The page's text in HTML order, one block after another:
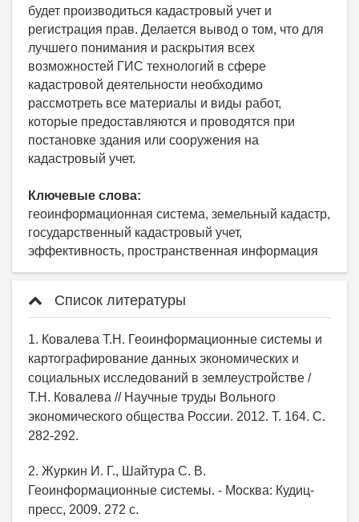
будет производиться кадастровый учет и
регистрация прав. Делается вывод о том, что для
лучшего понимания и раскрытия всех
возможностей ГИС технологий в сфере
кадастровой деятельности необходимо
рассмотреть все материалы и виды работ,
которые предоставляются и проводятся при
постановке здания или сооружения на
кадастровый учет.
Ключевые слова:
геоинформационная система, земельный кадастр,
государственный кадастровый учет,
эффективность, пространственная информация
Список литературы
1. Ковалева Т.Н. Геоинформационные системы и
картографирование данных экономических и
социальных исследований в землеустройстве /
Т.Н. Ковалева // Научные труды Вольного
экономического общества России. 2012. Т. 164. С.
282-292.
2. Журкин И. Г., Шайтура С. В.
Геоинформационные системы. - Москва: Кудиц-
пресс, 2009. 272 с.